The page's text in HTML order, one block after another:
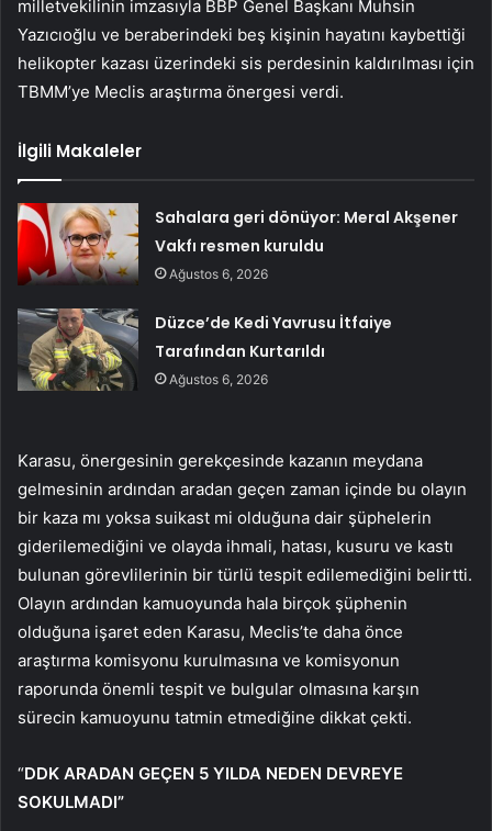
milletvekilinin imzasıyla BBP Genel Başkanı Muhsin
Yazıcıoğlu ve beraberindeki beş kişinin hayatını kaybettiği
helikopter kazası üzerindeki sis perdesinin kaldırılması için
TBMM’ye Meclis araştırma önergesi verdi.
İlgili Makaleler
Sahalara geri dönüyor: Meral Akşener
Vakfı resmen kuruldu
Ağustos 6, 2026
Düzce’de Kedi Yavrusu İtfaiye
Tarafından Kurtarıldı
Ağustos 6, 2026
Karasu, önergesinin gerekçesinde kazanın meydana
gelmesinin ardından aradan geçen zaman içinde bu olayın
bir kaza mı yoksa suikast mi olduğuna dair şüphelerin
giderilemediğini ve olayda ihmali, hatası, kusuru ve kastı
bulunan görevlilerinin bir türlü tespit edilemediğini belirtti.
Olayın ardından kamuoyunda hala birçok şüphenin
olduğuna işaret eden Karasu, Meclis’te daha önce
araştırma komisyonu kurulmasına ve komisyonun
raporunda önemli tespit ve bulgular olmasına karşın
sürecin kamuoyunu tatmin etmediğine dikkat çekti.
“DDK ARADAN GEÇEN 5 YILDA NEDEN DEVREYE
SOKULMADI”